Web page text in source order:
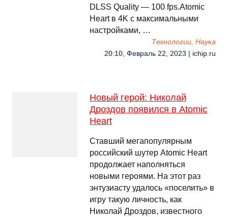
DLSS Quality — 100 fps.Atomic
Heart в 4K с максимальными
настройками, …
Технологии, Наука
20:10, Февраль 22, 2023 | ichip.ru
Новый герой: Николай
Дроздов появился в Atomic
Heart
Ставший мегапопулярным
российский шутер Atomic Heart
продолжает наполняться
новыми героями. На этот раз
энтузиасту удалось «поселить» в
игру такую личность, как
Николай Дроздов, известного